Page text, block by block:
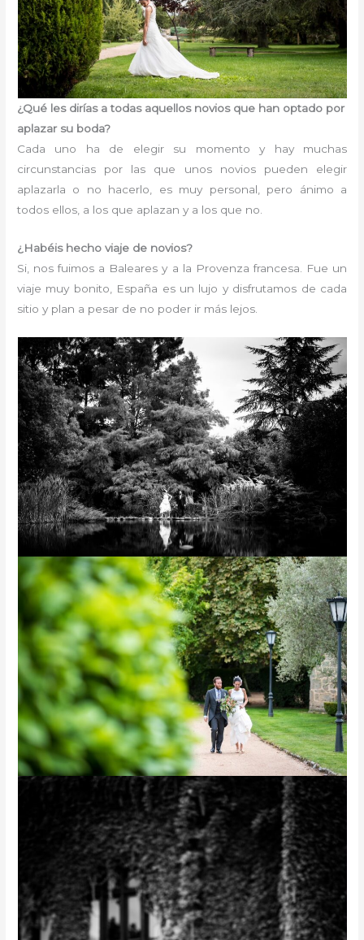
¿Qué les dirías a todas aquellos novios que han optado por
aplazar su boda?
Cada uno ha de elegir su momento y hay muchas
circunstancias por las que unos novios pueden elegir
aplazarla o no hacerlo, es muy personal, pero ánimo a
todos ellos, a los que aplazan y a los que no.
¿Habéis hecho viaje de novios?
Si, nos fuimos a Baleares y a la Provenza francesa. Fue un
viaje muy bonito, España es un lujo y disfrutamos de cada
sitio y plan a pesar de no poder ir más lejos.